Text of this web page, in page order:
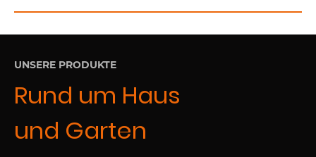
UNSERE PRODUKTE
Rund um Haus
und Garten